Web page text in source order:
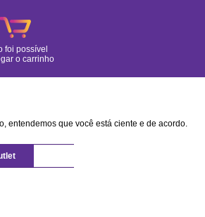
foi possível
o carrinho
entendemos que você está ciente e de acordo.